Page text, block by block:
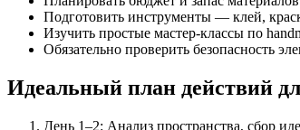
Подготовить инструменты — клей,
Изучить простые мастер-классы по
Обязательно проверить безопасность
Идеальный план действий
День 1–2: Анализ пространства, сбор